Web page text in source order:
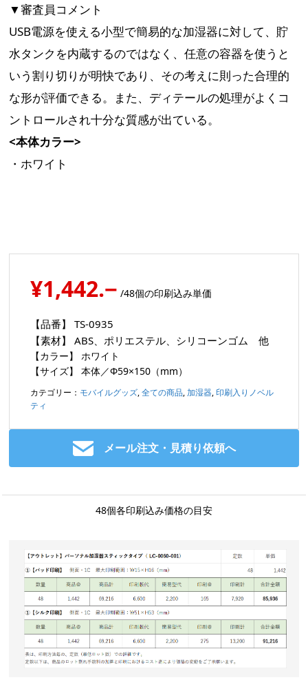
▼審査員コメント
USB電源を使える小型で簡易的な加湿器に対して、貯
水タンクを内蔵するのではなく、任意の容器を使うと
いう割り切りが明快であり、その考えに則った合理的
な形が評価できる。また、ディテールの処理がよくコ
ントロールされ十分な質感が出ている。
<本体カラー>
・ホワイト
¥1,442.− /48個の印刷込み単価
【品番】
TS-0935
【素材】
ABS、ポリエステル、シリコーンゴム 他
【カラー】
ホワイト
【サイズ】
本体／Φ59×150（mm）
カテゴリー： モバイルグッズ,全ての商品,加湿器,印刷入りノベル
ティ
メール注文・見積り依頼へ
48個各印刷込み価格の目安